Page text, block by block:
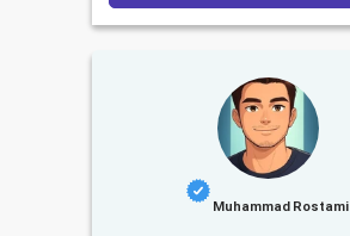
Muhammad Rostami